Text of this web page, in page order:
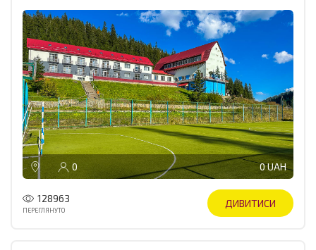
0 0 UAH
128963
ПЕРЕГЛЯНУТО
ДИВИТИСИ